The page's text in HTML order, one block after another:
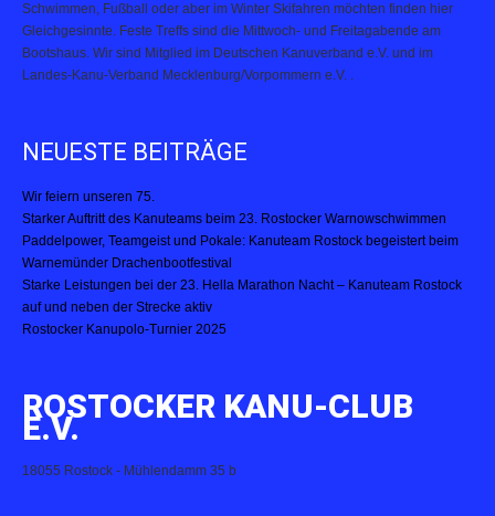
Schwimmen, Fußball oder aber im Winter Skifahren möchten finden hier
Gleichgesinnte. Feste Treffs sind die Mittwoch- und Freitagabende am
Bootshaus. Wir sind Mitglied im Deutschen Kanuverband e.V. und im
Landes-Kanu-Verband Mecklenburg/Vorpommern e.V. .
NEUESTE BEITRÄGE
Wir feiern unseren 75.
Starker Auftritt des Kanuteams beim 23. Rostocker Warnowschwimmen
Paddelpower, Teamgeist und Pokale: Kanuteam Rostock begeistert beim
Warnemünder Drachenbootfestival
Starke Leistungen bei der 23. Hella Marathon Nacht – Kanuteam Rostock
auf und neben der Strecke aktiv
Rostocker Kanupolo-Turnier 2025
ROSTOCKER KANU-CLUB
E.V.
18055 Rostock - Mühlendamm 35 b